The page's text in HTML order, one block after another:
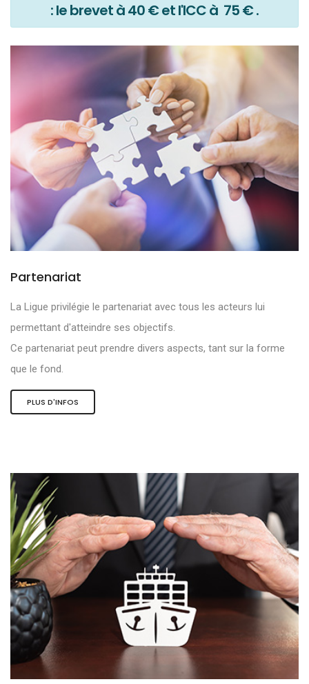
: le brevet à 40 € et l'ICC à 75 € .
Partenariat
La Ligue privilégie le partenariat avec tous les acteurs lui
permettant d'atteindre ses objectifs.
Ce partenariat peut prendre divers aspects, tant sur la forme
que le fond.
PLUS D'INFOS